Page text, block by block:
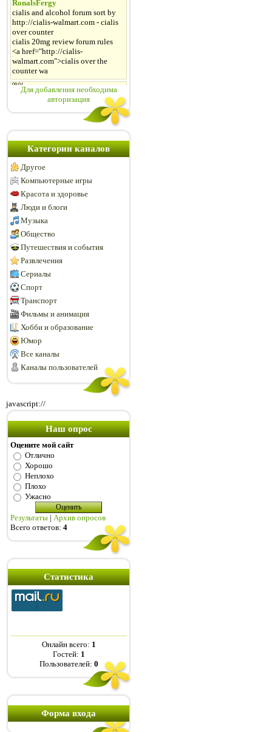
Для добавления необходима
авторизация
Категории каналов
Другое
Компьютерные игры
Красота и здоровье
Люди и блоги
Музыка
Общество
Путешествия и события
Развлечения
Сериалы
Спорт
Транспорт
Фильмы и анимация
Хобби и образование
Юмор
Все каналы
Каналы пользователей
javascript://
Наш опрос
Оцените мой сайт
Отлично
Хорошо
Неплохо
Плохо
Ужасно
Результаты | Архив опросов
Всего ответов: 4
Статистика
Онлайн всего: 1
Гостей: 1
Пользователей: 0
Форма входа